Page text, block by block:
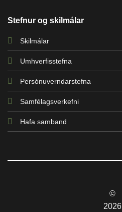
Stefnur og skilmálar
Skilmálar
Umhverfisstefna
Persónuverndarstefna
Samfélagsverkefni
Hafa samband
©
2026